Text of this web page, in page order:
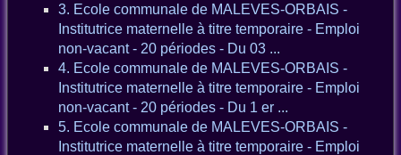
3. Ecole communale de MALEVES-ORBAIS -
Institutrice maternelle à titre temporaire - Emploi
non-vacant - 20 périodes - Du 03 ...
4. Ecole communale de MALEVES-ORBAIS -
Institutrice maternelle à titre temporaire - Emploi
non-vacant - 20 périodes - Du 1 er ...
5. Ecole communale de MALEVES-ORBAIS -
Institutrice maternelle à titre temporaire - Emploi